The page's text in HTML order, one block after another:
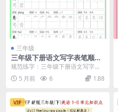
三年级
三年级下册语文写字表笔顺组
词同步字帖电子版资料下载
规范练字：三年级下册语文写字表
笔顺组词字帖深度解析 进入三年级
下学期，生字的学习...
5 月前 6 1.88
VIP